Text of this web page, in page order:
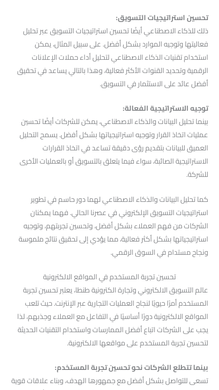
تحسين استراتيجيات التسويق:
ذلك للذكاء الاصطناعي أيضًا تحسين استراتيجيات التسويق عبر تحليل
فعاليتها وتوجيه الموارد بشكل أفضل. على سبيل المثال، يمكن
استخدام تقنيات الذكاء الاصطناعي لتحليل أداء حملات الإعلانات
الرقمية وتحديد القنوات الأكثر فعالية، وهذا بالتالي يساعد في تحقيق
أفضل عائد على الاستثمار في التسويق.
توجيه الاستراتيجية الفعالة:
بينما تحليل البيانات والذكاء الاصطناعي، يمكن للشركات أيضًا تحسين
عمليات اتخاذ القرار وتوجيه استراتيجياتها بشكل أفضل. يسمح التحليل
العميق للبيانات بتقديم رؤى دقيقة تساعد في اتخاذ القرارات
الاستراتيجية الصائبة، سواء فيما يتعلق بالتسويق أو بالعمليات الأخرى
للشركة.
كما تحليل البيانات والذكاء الاصطناعي لهما دور حاسم في تطوير
استراتيجيات التسويق الإلكتروني في عصرنا الحالي. فهما يمكنان
الشركات من فهم العملاء بشكل أفضل، وتحسين تجربتهم، وتوجيه
استراتيجياتها بشكل أكثر فعالية، مما يؤدي إلى تحقيق نتائج ملموسة
ونجاح مستدام في السوق الرقمي.
تحسين تجربة المستخدم في المواقع الالكترونية
عالم التسويق الالكتروني وتجارة الكترونية طنطا، يعتبر تحسين تجربة
المستخدم أمرًا حيويًا لنجاح العمليات التجارية عبر الإنترنت. حيث تلعب
المواقع الالكترونية دورًا أساسيًا في التفاعل مع العملاء وجذبهم، لذا
يجب على الشركات اتباع أفضل الممارسات واستخدام التقنيات الحديثة
لتحسين تجربة المستخدم على مواقعها الالكترونية.
بينما تتطلع الشركات نحو تحسين تجربة المستخدم:
تسعى للتواصل بشكل أفضل مع جمهورها الهدف، وبناء علاقات قوية